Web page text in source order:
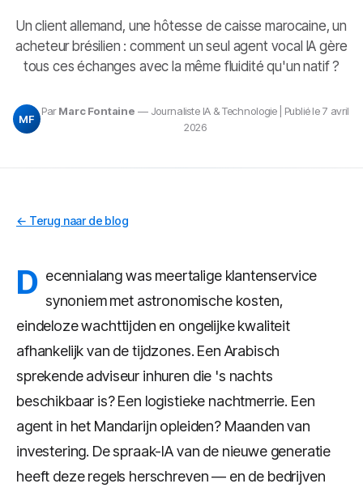
Un client allemand, une hôtesse de caisse marocaine, un
acheteur brésilien : comment un seul agent vocal IA gère
tous ces échanges avec la même fluidité qu'un natif ?
MF
ParMarc Fontaine — Journaliste IA & Technologie | Publié le 7 avril
2026
← Terug naar de blog
D ecennialang was meertalige klantenservice
synoniem met astronomische kosten,
eindeloze wachttijden en ongelijke kwaliteit
afhankelijk van de tijdzones. Een Arabisch
sprekende adviseur inhuren die 's nachts
beschikbaar is? Een logistieke nachtmerrie. Een
agent in het Mandarijn opleiden? Maanden van
investering. De spraak-IA van de nieuwe generatie
heeft deze regels herschreven — en de bedrijven